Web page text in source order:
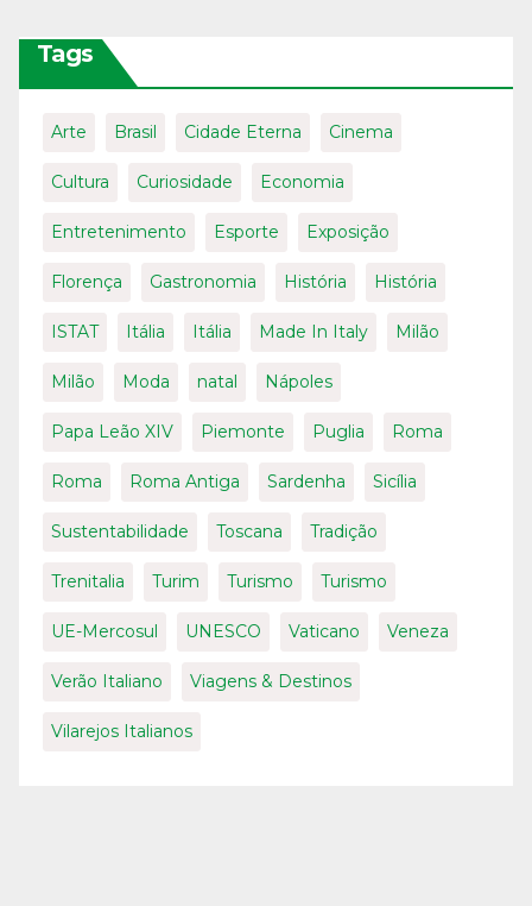
Tags
Arte Brasil Cidade Eterna Cinema
Cultura Curiosidade Economia
Entretenimento Esporte Exposição
Florença Gastronomia História História
ISTAT Itália Itália Made In Italy Milão
Milão Moda natal Nápoles
Papa Leão XIV Piemonte Puglia Roma
Roma Roma Antiga Sardenha Sicília
Sustentabilidade Toscana Tradição
Trenitalia Turim Turismo Turismo
UE-Mercosul UNESCO Vaticano Veneza
Verão Italiano Viagens & Destinos
Vilarejos Italianos